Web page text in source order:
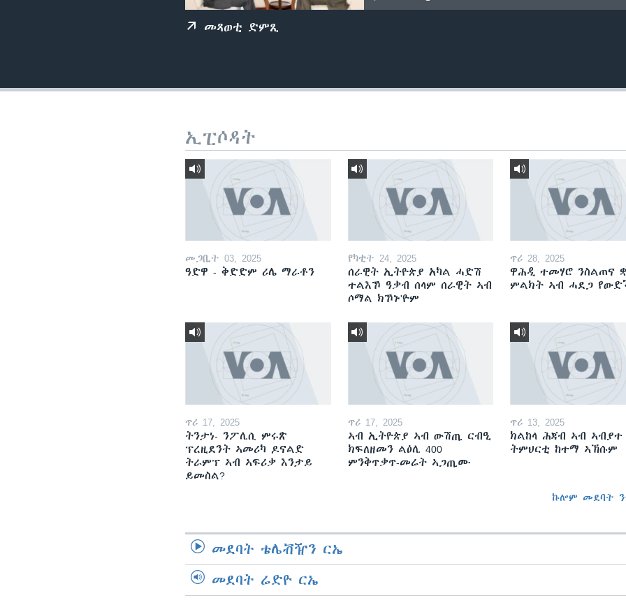
መጻወቲ ድምጺ
ኢፒሶዳት
መጋቢት 03, 2025
ዓድዋ - ቅድድም ሪሌ ማራቶን
የካቲት 24, 2025
ሰራዊት ኢትዮጵያ አካል ሓድሽ
ተልእኾ ዓቃብ ሰላም ሰራዊት ኣብ
ሶማል ክኾኑ'ዮም
ጥሪ 28, 2025
ዋሕዲ ተመሃሮ ንስልጠና
ምልክት ኣብ ሓደጋ
ጥሪ 17, 2025
ትንታነ- ንፖሊሲ ምሩጽ
ፕረዚደንት ኣመሪካ ዶናልድ
ትራምፕ ኣብ ኣፍሪቃ እንታይ
ይመስል?
ጥሪ 17, 2025
ኣብ ኢትዮጵያ ኣብ ውሽጢ ርብዒ
ክፍለዘመን ልዕሊ 400
ምንቅጥቃጥ-መሬት ኣጋጢሙ
ጥሪ 13, 2025
ክልከላ ሕጃብ ኣብ ኣብያተ
ትምህርቲ ከተማ ኣኽሱም
ኩሎም መደባት
መደባት ቴሌቭዥን ርኤ
መደባት ሬድዮ ርኤ